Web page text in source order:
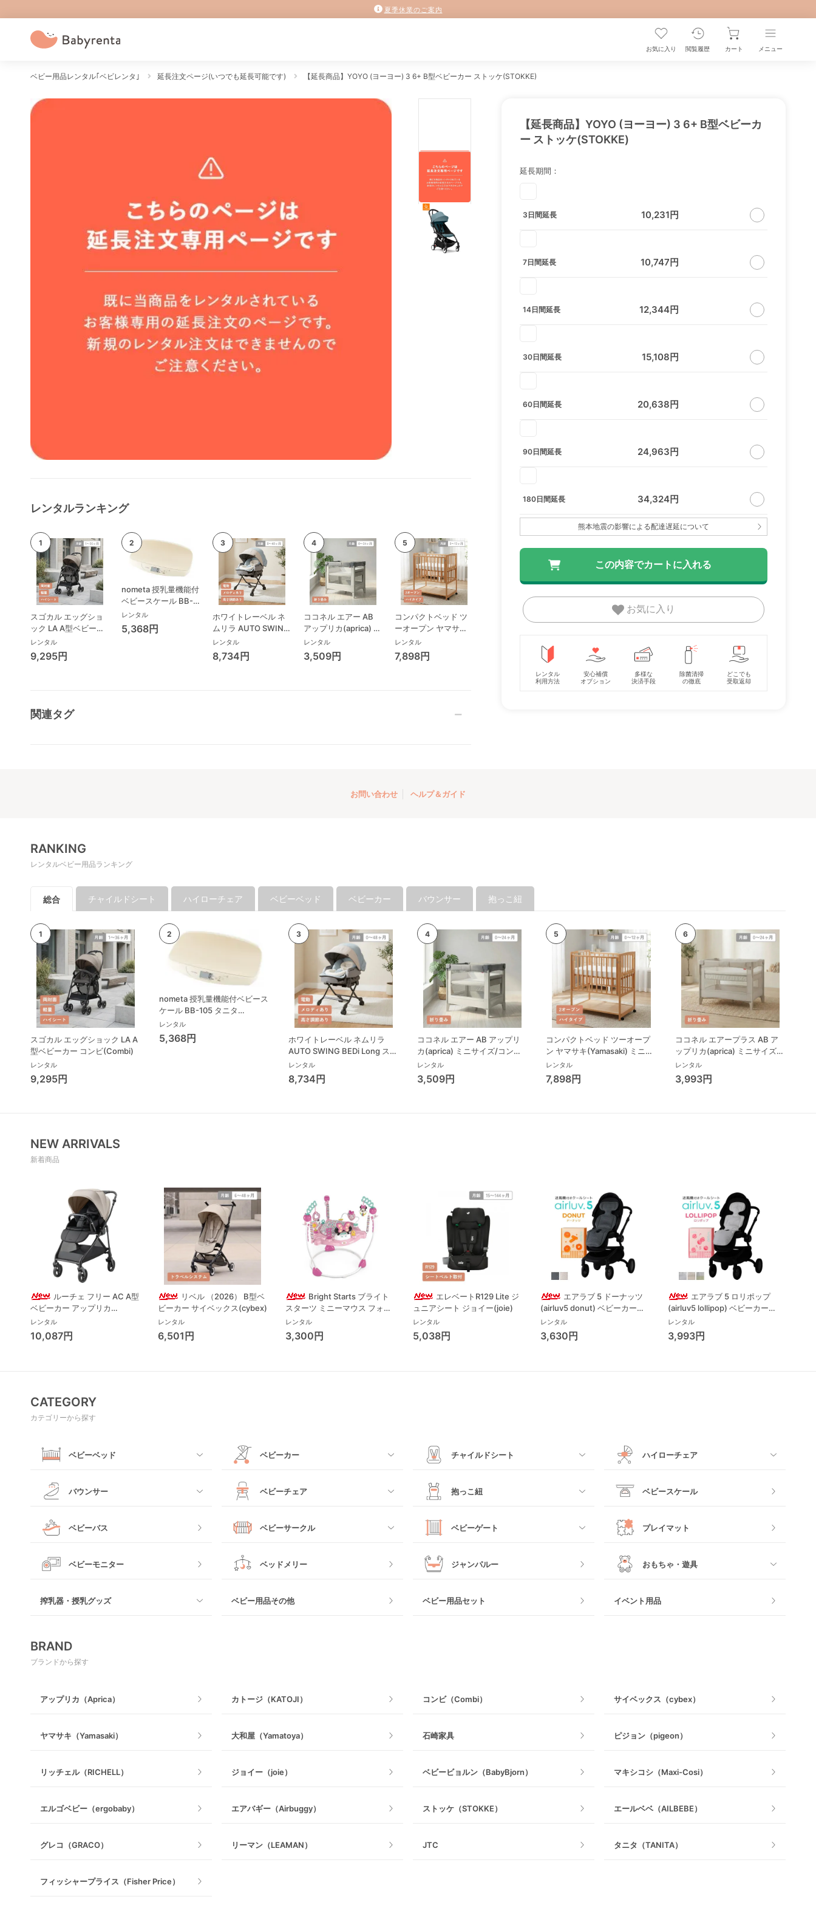
夏季休業のご案内
お気に入り 閲覧履歴 カート メニュー
ベビー用品レンタル｢ベビレンタ｣ 延長注文ページ(いつでも延長可能です) 【延長商品】YOYO (ヨーヨー) 3 6+ B型ベビーカー ストッケ(STOKKE)
【延長商品】YOYO (ヨーヨー) 3 6+ B型ベビーカ
ー ストッケ(STOKKE)
延長期間：
3日間延長 10,231円
7日間延長 10,747円
14日間延長 12,344円
30日間延長 15,108円
60日間延長 20,638円
90日間延長 24,963円
180日間延長 34,324円
熊本地震の影響による配達遅延について
お気に入り
レンタル
利用方法
安心補償
オプション
多様な
決済手段
除菌清掃
の徹底
どこでも
受取返却
レンタルランキング
スゴカル エッグショ
ック LA A型ベビーカ
ー コンビ(Combi)
レンタル
9,295円
nometa 授乳量機能付
ベビースケール BB-
105 タニタ(TANITA)
ベビースケール・体重
計
レンタル
5,368円
ホワイトレーベル ネ
ムリラ AUTO SWING
BEDi Long スリープ
シェル EG コンビ
(Combi) ハイローチ
レンタル
8,734円
ココネル エアー AB
アップリカ(aprica) ミ
ニサイズ/コンパクト
ベビーベッド
レンタル
3,509円
コンパクトベッド ツ
ーオープン ヤマサキ
(Yamasaki) ミニサイ
ズ/コンパクトベビー
ベッド
レンタル
7,898円
ココネル エアープラ
コンパクトベビーベッ
ハイタイプベッド ツ
ーサイズベビーベッド
7,150円
バウンサー ブリス ベ
ー・ベビーシッター
ホワイトレーベ
関連タグ
お問い合わせ ヘルプ＆ガイド
RANKING
レンタルベビー用品ランキング
総合 チャイルドシート ハイローチェア ベビーベッド ベビーカー バウンサー 抱っこ紐
スゴカル エッグショック LA A
型ベビーカー コンビ(Combi)
レンタル
9,295円
nometa 授乳量機能付ベビース
ケール BB-105 タニタ
(TANITA) ベビースケール・体
重計
レンタル
5,368円
ホワイトレーベル ネムリラ
AUTO SWING BEDi Long スリ
ープシェル EG コンビ(Combi)
ハイローチェア・ベビーラック
レンタル
8,734円
ココネル エアー AB アップリ
カ(aprica) ミニサイズ/コンパ
クトベビーベッド
レンタル
3,509円
コンパクトベッド ツーオープ
ン ヤマサキ(Yamasaki) ミニサ
イズ/コンパクトベビーベッド
レンタル
7,898円
ココネル エアープラス AB ア
ップリカ(aprica) ミニサイズ/
コンパクトベビーベッド
レンタル
3,993円
NEW ARRIVALS
新着商品
ルーチェ フリー AC A型
ベビーカー アップリカ
(Aprica) A型ベビーカー アッ
プリカ(Aprica)
レンタル
10,087円
リベル （2026） B型ベ
ビーカー サイベックス(cybex)
レンタル
6,501円
Bright Starts ブライト
スターツ ミニーマウス フォー
エバー ベストフレンド ジャン
パー ジャンパルー キッズツー
(Kids2)
レンタル
3,300円
エレベートR129 Lite ジ
ュニアシート ジョイー(joie)
レンタル
5,038円
エアラブ 5 ドーナッツ
(airluv5 donut) ベビーカーそ
の他 ポレッド(Poled)
レンタル
3,630円
エアラブ 5 ロリポップ
(airluv5 lollipop) ベビーカーそ
の他 ポレッド(Poled)
レンタル
3,993円
CATEGORY
カテゴリーから探す
ベビーベッド
すべて
クーファン
ベビーベッドその他
ベビーカー
すべて
ベビーカーその他
チャイルドシート
すべて
ジュニアシート
チャイルドシートその他
ハイローチェア
すべて
バウンサー
すべて
ベビーチェア
すべて
抱っこ紐
すべて
ベビースケール
ベビーバス ベビーサークル
すべて
ベビーゲート
すべて
プレイマット
ベビーモニター ベッドメリー ジャンパルー おもちゃ・遊具
室内遊具
搾乳器・授乳グッズ
電動搾乳器
ベビー用品その他 ベビー用品セット イベント用品
BRAND
ブランドから探す
アップリカ（Aprica） カトージ（KATOJI） コンビ（Combi） サイベックス（cybex）
ヤマサキ（Yamasaki） 大和屋（Yamatoya） 石崎家具 ピジョン（pigeon）
リッチェル（RICHELL） ジョイー（joie） ベビービョルン（BabyBjorn） マキシコシ（Maxi-Cosi）
エルゴベビー（ergobaby） エアバギー（Airbuggy） ストッケ（STOKKE） エールベベ（AILBEBE）
グレコ（GRACO） リーマン（LEAMAN） JTC タニタ（TANITA）
フィッシャープライス（Fisher Price）